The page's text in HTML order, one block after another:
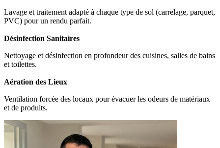
Lavage et traitement adapté à chaque type de sol (carrelage, parquet,
PVC) pour un rendu parfait.
Désinfection Sanitaires
Nettoyage et désinfection en profondeur des cuisines, salles de bains
et toilettes.
Aération des Lieux
Ventilation forcée des locaux pour évacuer les odeurs de matériaux
et de produits.